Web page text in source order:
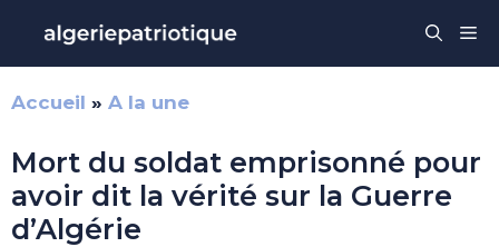
contenu
Accueil » A la une
Mort du soldat emprisonné pour
avoir dit la vérité sur la Guerre
d’Algérie